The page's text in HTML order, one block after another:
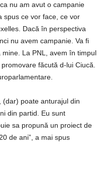
nu am avut o campanie
spus ce vor face, ce vor
Dacă în perspectiva
nu avem campanie. Va fi
La PNL, avem în timpul
făcută d-lui Ciucă.
(dar) poate anturajul din
din partid. Eu sunt
sa propună un proiect de
de ani”, a mai spus